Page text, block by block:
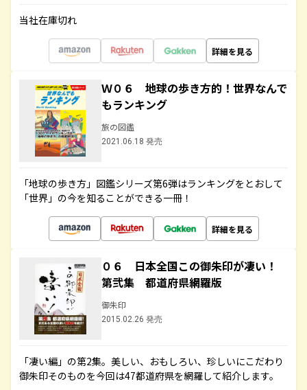
当社在庫切れ
詳細を見る
Ｗ０６ 地球の歩き方的！世界なんで
もランキング
旅の図鑑
2021.06.18 発売
「地球の歩き方」図鑑シリーズ第6弾はランキングをとおして
「世界」の今を知ることができる一冊！
詳細を見る
０６ 日本全国この御朱印が凄い！
第弐集 都道府県網羅版
御朱印
2015.02.26 発売
「凄い編」の第2集。美しい、おもしろい、珍しいにこだわり
御朱印そのものを今回は47都道府県を網羅して紹介します。